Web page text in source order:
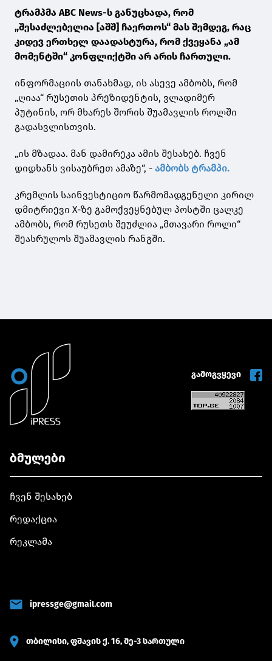
ტრამპმა ABC News-ს განუცხადა, რომ
„შესაძლებელია [აშშ] ჩაერთოს“ მას შემდეგ, რაც
კიდევ ერთხელ დაადასტურა, რომ ქვეყანა „ამ
მომენტში“ კონფლიქტში არ არის ჩართული.
ინფორმაციის თანახმად, ის ასევე ამბობს, რომ
„ღიაა“ რუსეთის პრეზიდენტის, ვლადიმერ
პუტინის, ორ მხარეს შორის შუამავლის როლში
გადასვლისთვის.
„ის მზადაა. მან დამირეკა ამის შესახებ. ჩვენ
დიდხანს ვისაუბრეთ ამაზე“, - ამბობს ტრამპი.
კრემლის საინვესტიციო წარმომადგენელი კირილ
დმიტრიევი X-ზე გამოქვეყნებულ პოსტში ცალკე
ამბობს, რომ რუსეთს შეუძლია „მთავარი როლი“
შეასრულოს შუამავლის რანგში.
გამოგვყევი
ბმულები
ჩვენ შესახებ
რედაქცია
რეკლამა
ipressge@gmail.com
თბილისი, ფშავის ქ. 16, მე-3 სართული